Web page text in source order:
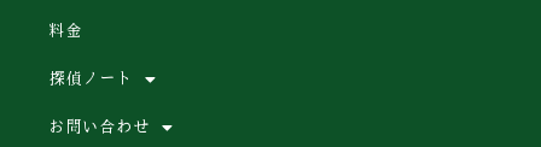
料金
探偵ノート
お問い合わせ